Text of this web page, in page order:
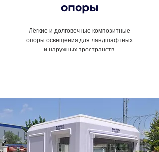
опоры
Лёгкие и долговечные композитные
опоры освещения для ландшафтных
и наружных пространств.